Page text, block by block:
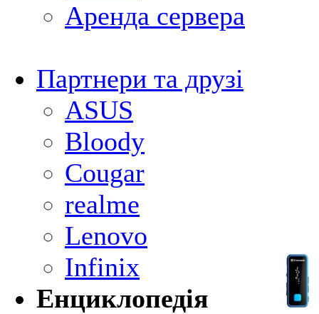
Аренда сервера
Партнери та друзі
ASUS
Bloody
Cougar
realme
Lenovo
Infinix
Енциклопедія